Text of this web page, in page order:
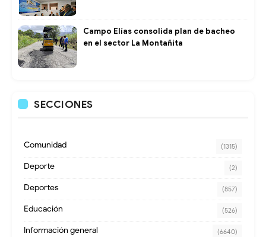
Campo Elías consolida plan de bacheo
en el sector La Montañita
SECCIONES
Comunidad (1315)
Deporte (2)
Deportes (857)
Educación (526)
Información general (6640)